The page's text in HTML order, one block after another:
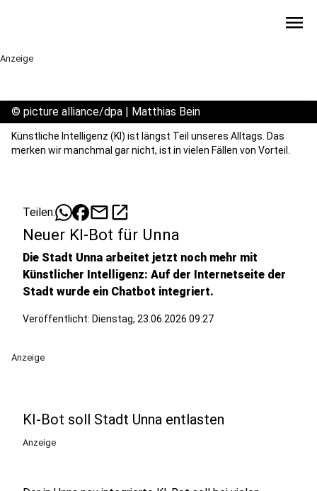
menu
Anzeige
© picture alliance/dpa | Matthias Bein
Künstliche Intelligenz (KI) ist längst Teil unseres Alltags. Das
merken wir manchmal gar nicht, ist in vielen Fällen von Vorteil.
Teilen: mailopen_in_new
Neuer KI-Bot für Unna
Die Stadt Unna arbeitet jetzt noch mehr mit
Künstlicher Intelligenz: Auf der Internetseite der
Stadt wurde ein Chatbot integriert.
Veröffentlicht: Dienstag, 23.06.2026 09:27
Anzeige
KI-Bot soll Stadt Unna entlasten
Anzeige